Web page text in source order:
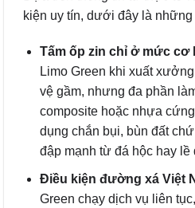
kiện uy tín, dưới đây là những
Tấm ốp zin chỉ ở mức cơ
Limo Green khi xuất
vệ gầm, nhưng đa phần
composite hoặc nhựa
dụng chắn bụi, bùn đất
đập mạnh từ đá hộc hay
Điều kiện đường xá Việt
Green chạy dịch vụ liên